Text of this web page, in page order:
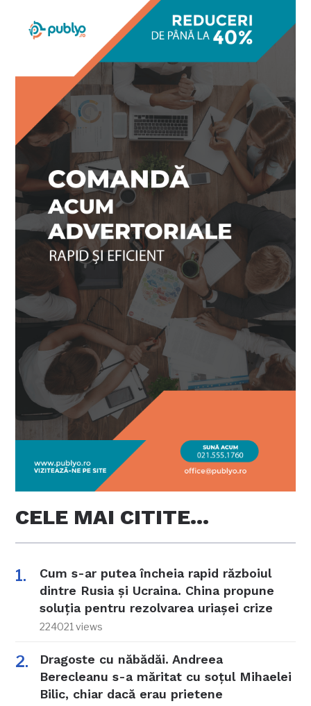
CELE MAI CITITE…
Cum s-ar putea încheia rapid războiul
dintre Rusia și Ucraina. China propune
soluția pentru rezolvarea uriașei crize
224021 views
Dragoste cu năbădăi. Andreea
Berecleanu s-a măritat cu soțul Mihaelei
Bilic, chiar dacă erau prietene